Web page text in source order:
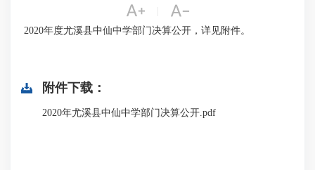
 
2020年度尤溪县中仙中学部门决算公开，详见附件。
附件下载：
2020年尤溪县中仙中学部门决算公开.pdf